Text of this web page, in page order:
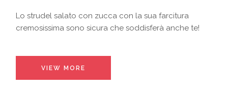
Lo strudel salato con zucca con la sua farcitura
cremosissima sono sicura che soddisferà anche te!
VIEW MORE